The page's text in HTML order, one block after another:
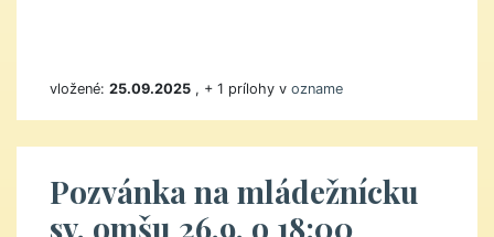
vložené: 25.09.2025 , + 1 prílohy v ozname
Pozvánka na mládežnícku
sv. omšu 26.9. o 18:00